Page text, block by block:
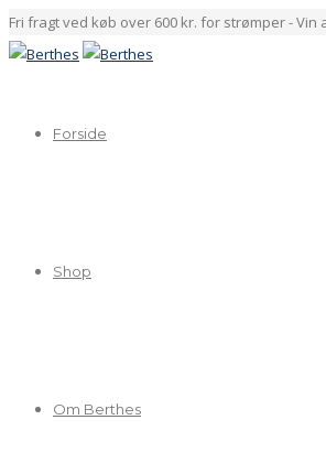
Fri fragt ved køb over 600 kr. for strømper -
Forside
Shop
Om Berthes